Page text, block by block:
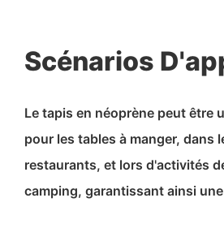
Scénarios
Le tapis en néoprène peut être
pour les tables à manger, dans
restaurants, et lors d'activités
camping, garantissant ainsi